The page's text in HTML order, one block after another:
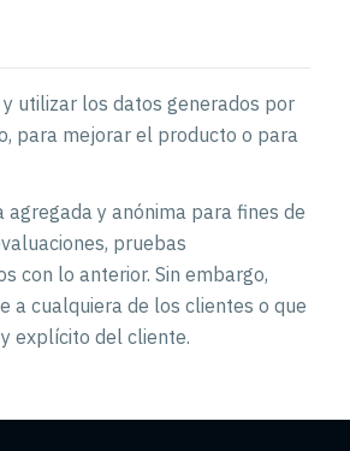
utilizar los datos generados por
para mejorar el producto o para
y anónima para fines de
pruebas
con lo anterior. Sin embargo,
a cualquiera de los clientes o que
explícito del cliente.